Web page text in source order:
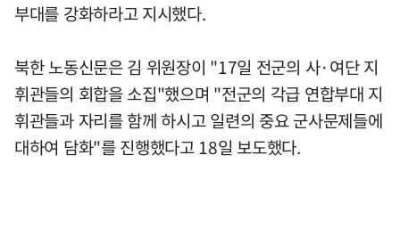
부대를 강화하라고 지시했다.
북한 노동신문은 김 위원장이 "17일 전군의 사·여단 지
휘관들의 회합을 소집"했으며 "전군의 각급 연합부대 지
휘관들과 자리를 함께 하시고 일련의 중요 군사문제들에
대하여 담화"를 진행했다고 18일 보도했다.